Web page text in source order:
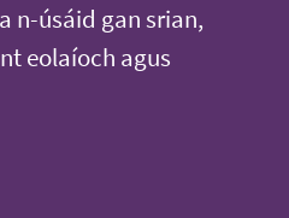
n-úsáid gan srian,
eolaíoch agus